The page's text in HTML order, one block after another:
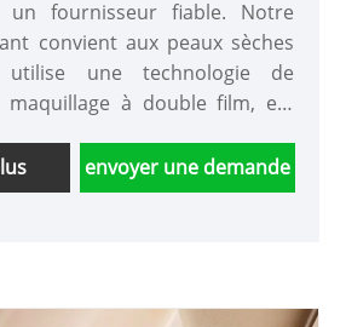
un fournisseur fiable. Notre
convient aux peaux sèches
une technologie de
maquillage à double film, est
lors de l'application et ne se
après un port prolongé.
envoyer une demande